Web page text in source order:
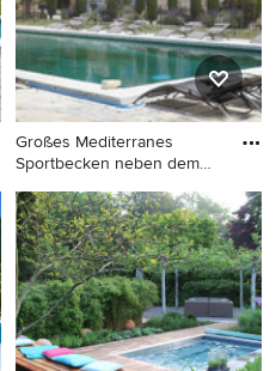
Großes Mediterranes
Sportbecken neben dem
Großes Mediterranes
Sportbecken neben dem
Haus in rechteckiger Form
mit Natursteinplatten in
Grenoble